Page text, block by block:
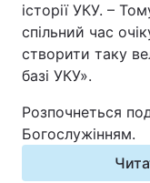
Зброя
Здоров'я
Цікавинки
Відео з Youtube
історії УКУ. –
спільний час
створити таку
базі УКУ».
Розпочнеться
Богослужінням.